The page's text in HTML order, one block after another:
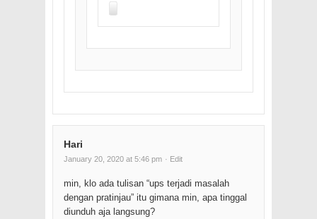
Hari
January 20, 2020 at 5:46 pm · Edit
min, klo ada tulisan “ups terjadi masalah
dengan pratinjau” itu gimana min, apa tinggal
diunduh aja langsung?